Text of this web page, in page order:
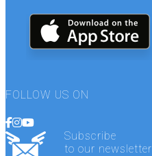
FOLLOW US ON
Subscribe
to our newsletter